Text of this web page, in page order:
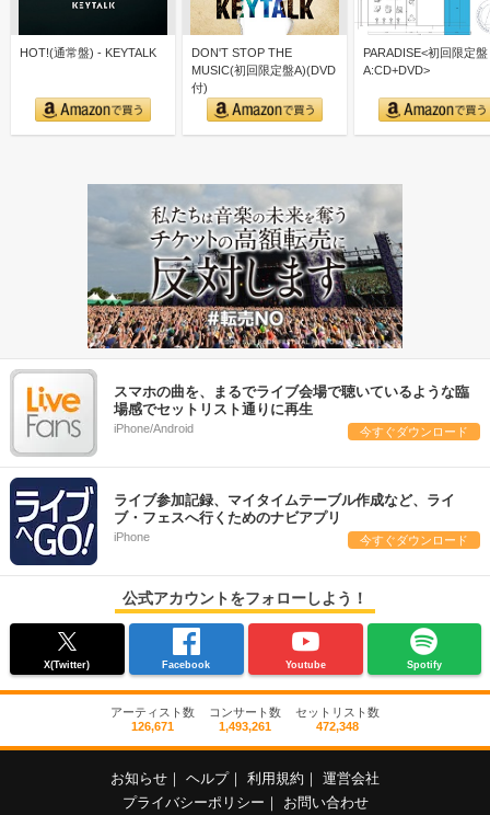
HOT!(通常盤) - KEYTALK
DON'T STOP THE
MUSIC(初回限定盤A)(DVD
付)
PARADISE<初回限定盤
A:CD+DVD>
スマホの曲を、まるでライブ会場で聴いているような臨
場感でセットリスト通りに再生
iPhone/Android 今すぐダウンロード
ライブ参加記録、マイタイムテーブル作成など、ライ
ブ・フェスへ行くためのナビアプリ
iPhone 今すぐダウンロード
公式アカウントをフォローしよう！
X(Twitter) Facebook Youtube Spotify
アーティスト数
126,671
コンサート数
1,493,261
セットリスト数
472,348
お知らせ ヘルプ 利用規約
運営会社
プライバシーポリシー
お問い合わせ